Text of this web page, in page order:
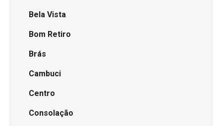
Bela Vista
Bom Retiro
Brás
Cambuci
Centro
Consolação